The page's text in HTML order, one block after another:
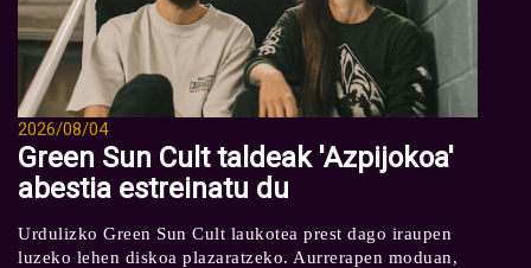
2026/08/04
Green Sun Cult taldeak 'Azpijokoa'
abestia estreinatu du
Urdulizko Green Sun Cult laukotea prest dago iraupen
luzeko lehen diskoa plazaratzeko. Aurrerapen moduan,